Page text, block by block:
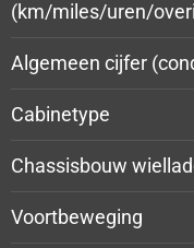
(km/miles/uren/
Algemeen cijfer
Cabinetype
Chassisbouw
Voortbeweging